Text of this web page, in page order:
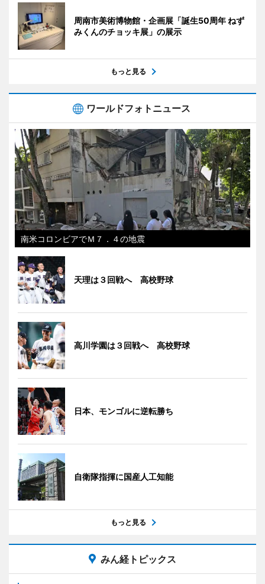
周南市美術博物館・企画展「誕生50周年 ねず
みくんのチョッキ展」の展示
もっと見る
ワールドフォトニュース
南米コロンビアでＭ７．４の地震
天理は３回戦へ 高校野球
高川学園は３回戦へ 高校野球
日本、モンゴルに逆転勝ち
自衛隊指揮に国産人工知能
もっと見る
みん経トピックス